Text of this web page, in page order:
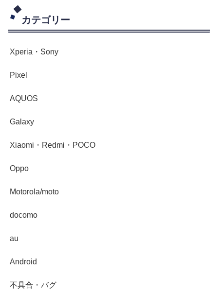
カテゴリー
Xperia・Sony
Pixel
AQUOS
Galaxy
Xiaomi・Redmi・POCO
Oppo
Motorola/moto
docomo
au
Android
不具合・バグ